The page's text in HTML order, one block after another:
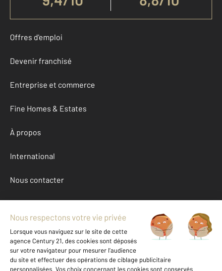
Offres d'emploi
Devenir franchisé
Entreprise et commerce
Fine Homes & Estates
À propos
International
Nous contacter
Mentions légales & CGU et Barèmes d'honoraires
Données personnelles
Gestionnaire des cookies